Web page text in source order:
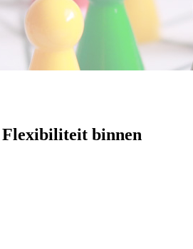
Flexibiliteit binnen